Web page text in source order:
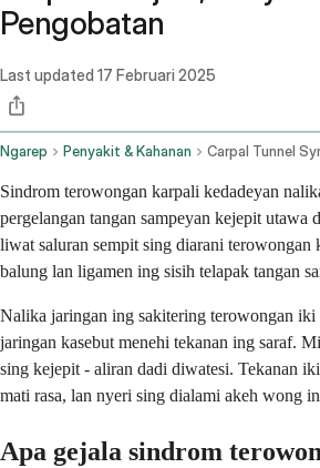
Pengobatan
Last updated 17 Februari 2025
Ngarep Penyakit & Kahanan Carpal Tunnel
Sindrom terowongan karpali kedadeyan
pergelangan tangan sampeyan kejepit utawa
liwat saluran sempit sing diarani terowongan
balung lan ligamen ing sisih telapak tangan
Nalika jaringan ing sakitering terowongan iki
jaringan kasebut menehi tekanan ing saraf.
sing kejepit - aliran dadi diwatesi. Tekanan
mati rasa, lan nyeri sing dialami akeh wong
Apa gejala sindrom